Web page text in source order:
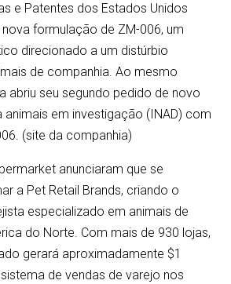
e Patentes dos Estados Unidos
nova formulação de ZM-006, um
direcionado a um distúrbio
de companhia. Ao mesmo
abriu seu segundo pedido de novo
em investigação (INAD) com
(site da companhia)
anunciaram que se
a Pet Retail Brands, criando o
especializado em animais de
do Norte. Com mais de 930 lojas,
gerará aproximadamente $1
de vendas de varejo nos